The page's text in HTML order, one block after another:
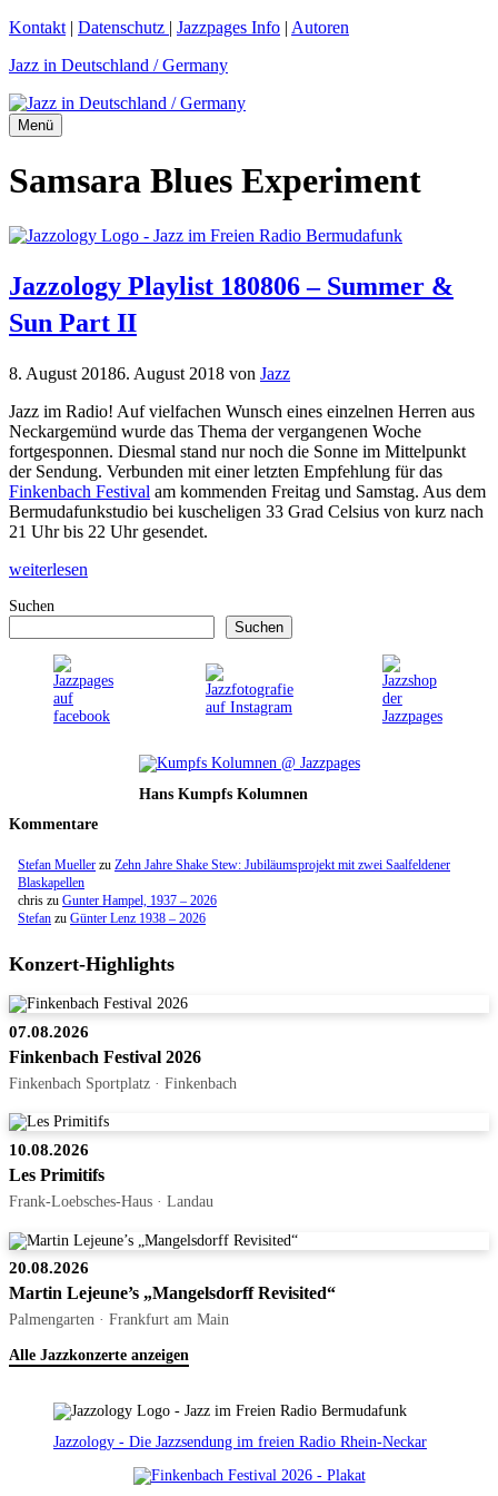
Zum
springen
Kontakt | Datenschutz | Jazzpages Info | Autoren
Jazz in Deutschland / Germany
Menü
Samsara Blues Experiment
Jazzology Playlist 180806 – Summer &
Sun Part II
8. August 20186. August 2018 von Jazz
Jazz im Radio! Auf vielfachen Wunsch eines einzelnen Herren aus
Neckargemünd wurde das Thema der vergangenen Woche
fortgesponnen. Diesmal stand nur noch die Sonne im Mittelpunkt
der Sendung. Verbunden mit einer letzten Empfehlung für das
Finkenbach Festival am kommenden Freitag und Samstag. Aus dem
Bermudafunkstudio bei kuscheligen 33 Grad Celsius von kurz nach
21 Uhr bis 22 Uhr gesendet.
weiterlesen
Suchen
Suchen
Hans Kumpfs Kolumnen
Kommentare
Stefan Mueller zu Zehn Jahre Shake Stew: Jubiläumsprojekt mit zwei Saalfeldener
Blaskapellen
chris zu Gunter Hampel, 1937 – 2026
Stefan zu Günter Lenz 1938 – 2026
Konzert-Highlights
07.08.2026
Finkenbach Festival 2026
Finkenbach Sportplatz · Finkenbach
10.08.2026
Les Primitifs
Frank-Loebsches-Haus · Landau
20.08.2026
Martin Lejeune’s „Mangelsdorff Revisited“
Palmengarten · Frankfurt am Main
Alle Jazzkonzerte anzeigen
Jazzology - Die Jazzsendung im freien Radio Rhein-Neckar